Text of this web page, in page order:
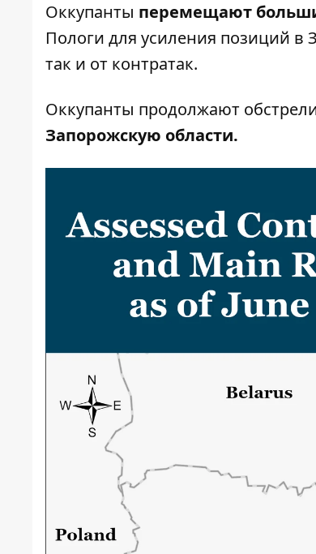
Оккупанты перемещают
Пологи для усиления позиций в
так и от контратак.
Оккупанты продолжают
Запорожскую области.